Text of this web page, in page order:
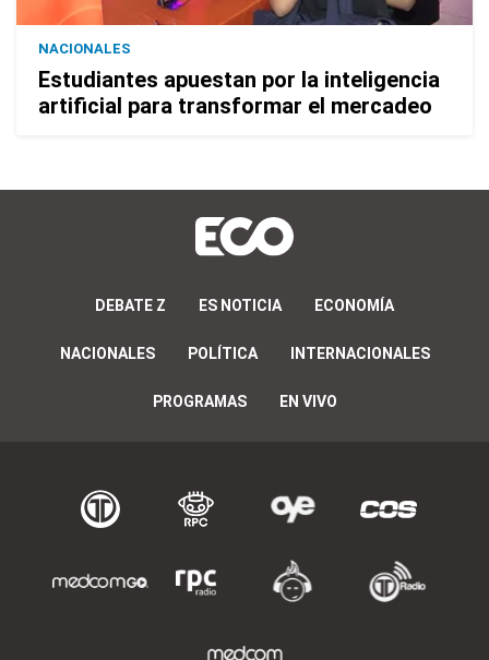
NACIONALES
Estudiantes apuestan por la inteligencia
artificial para transformar el mercadeo
DEBATE Z ES NOTICIA ECONOMÍA
NACIONALES POLÍTICA INTERNACIONALES
PROGRAMAS EN VIVO